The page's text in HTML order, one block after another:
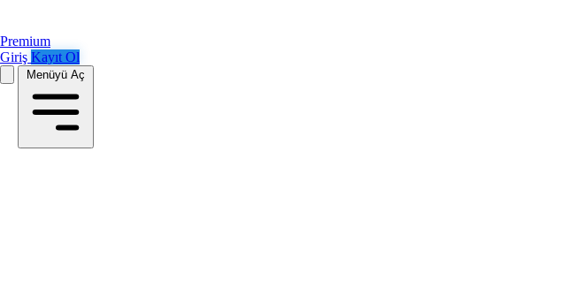
Premium
Giriş Kayıt Ol
Menüyü Aç